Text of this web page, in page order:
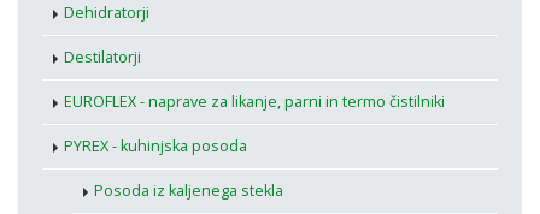
Dehidratorji
Destilatorji
EUROFLEX - naprave za likanje, parni in termo čistilniki
PYREX - kuhinjska posoda
Posoda iz kaljenega stekla